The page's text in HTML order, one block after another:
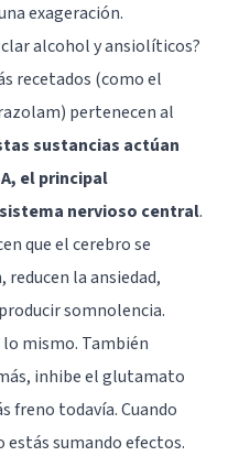
exageración.
alcohol y ansiolíticos?
recetados (como el
pertenecen al
sustancias actúan
el principal
nervioso central.
que elcerebrose
reducen la ansiedad,
somnolencia.
lo mismo. También
inhibe el glutamato
freno todavía. Cuando
sumando efectos.